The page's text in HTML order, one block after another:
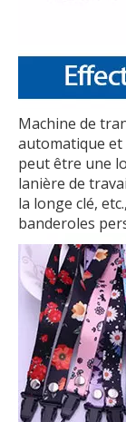
Machine de
automatique
peut être une
lanière de
la longe clé,
banderoles